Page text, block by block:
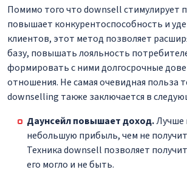
Помимо того что downsell стимулирует
повышает конкурентоспособность и
клиентов, этот метод позволяет
базу, повышать лояльность
формировать с ними долгосрочные
отношения. Не самая очевидная польза
downselling также заключается в
Даунсейл повышает доход.Лучше
небольшую прибыль, чем не
Техника downsell позволяет
его могло и не быть.